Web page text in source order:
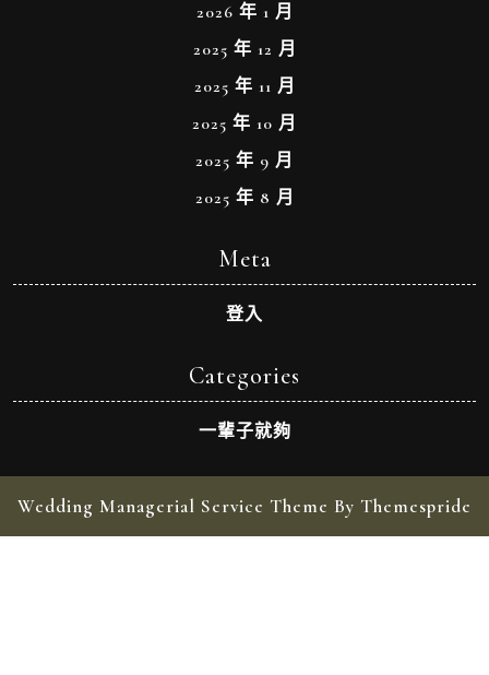
2026 年 1 月
2025 年 12 月
2025 年 11 月
2025 年 10 月
2025 年 9 月
2025 年 8 月
Meta
登入
Categories
一輩子就夠
Wedding Managerial Service Theme By Themespride